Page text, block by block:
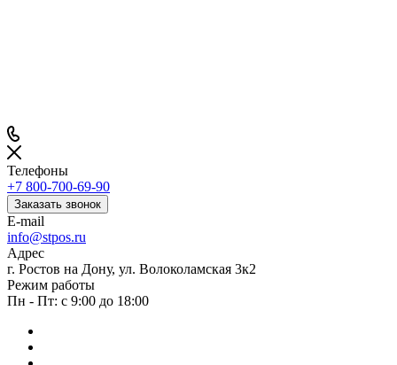
Телефоны
+7 800-700-69-90
Заказать звонок
E-mail
info@stpos.ru
Адрес
г. Ростов на Дону, ул. Волоколамская 3к2
Режим работы
Пн - Пт: с 9:00 до 18:00